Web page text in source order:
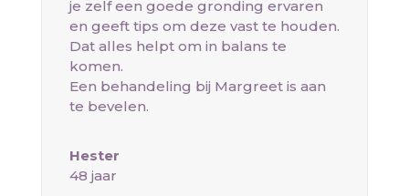
je zelf een goede gronding ervaren
en geeft tips om deze vast te houden.
Dat alles helpt om in balans te
komen.
Een behandeling bij Margreet is aan
te bevelen.
Hester
48 jaar